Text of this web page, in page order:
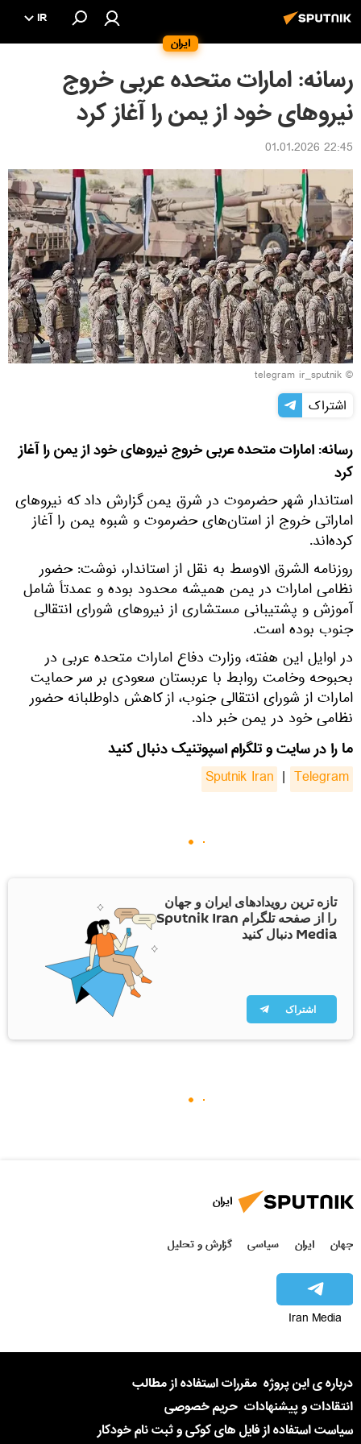
ایران
IR
رسانه: امارات متحده عربی خروج
نیروهای خود از یمن را آغاز کرد
22:45 01.01.2026
© telegram ir_sputnik
اشتراک
رسانه: امارات متحده عربی خروج نیروهای خود از یمن را آغاز
کرد
استاندار شهر حضرموت در شرق یمن گزارش داد که نیروهای
اماراتی خروج از استان‌های حضرموت و شبوه یمن را آغاز
کرده‌اند.
روزنامه الشرق الاوسط به نقل از استاندار، نوشت: حضور
نظامی امارات در یمن همیشه محدود بوده و عمدتاً شامل
آموزش و پشتیبانی مستشاری از نیروهای شورای انتقالی
جنوب بوده است.
در اوایل این هفته، وزارت دفاع امارات متحده عربی در
بحبوحه وخامت روابط با عربستان سعودی بر سر حمایت
امارات از شورای انتقالی جنوب، از کاهش داوطلبانه حضور
نظامی خود در یمن خبر داد.
ما را در سایت و تلگرام اسپوتنیک دنبال کنید
Sputnik Iran | Telegram
تازه ترین رویدادهای ایران و جهان
را از صفحه تلگرام Sputnik Iran
Media دنبال کنید
اشتراک
ایران
جهان ایران سیاسی گزارش و تحلیل
Iran Media
درباره ی این پروژه مقررات استفاده از مطالب
انتقادات و پیشنهادات حریم خصوصی
سیاست استفاده از فایل های کوکی و ثبت نام خودکار